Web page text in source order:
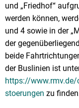
und „Friedhof“
werden können,
und 4 sowie in der
der
beide
der Buslinien ist
https://
stoerungen zu